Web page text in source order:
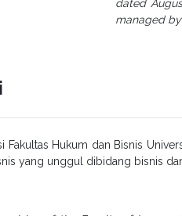
dated
managed
Fakultas Hukum dan Bisnis
yang unggul dibidang bisnis